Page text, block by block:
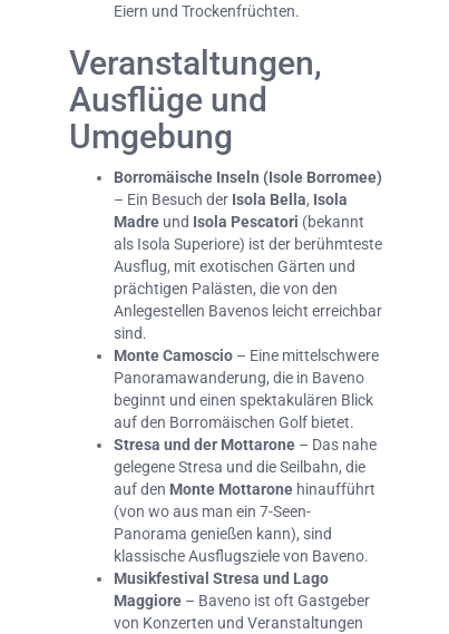
Eiern und Trockenfrüchten.
Veranstaltungen,
Ausflüge und
Umgebung
Borromäische Inseln (Isole Borromee)
– Ein Besuch der Isola Bella, Isola
Madre und Isola Pescatori (bekannt
als Isola Superiore) ist der berühmteste
Ausflug, mit exotischen Gärten und
prächtigen Palästen, die von den
Anlegestellen Bavenos leicht erreichbar
sind.
Monte Camoscio – Eine mittelschwere
Panoramawanderung, die in Baveno
beginnt und einen spektakulären Blick
auf den Borromäischen Golf bietet.
Stresa und der Mottarone – Das nahe
gelegene Stresa und die Seilbahn, die
auf den Monte Mottarone hinaufführt
(von wo aus man ein 7-Seen-
Panorama genießen kann), sind
klassische Ausflugsziele von Baveno.
Musikfestival Stresa und Lago
Maggiore – Baveno ist oft Gastgeber
von Konzerten und Veranstaltungen